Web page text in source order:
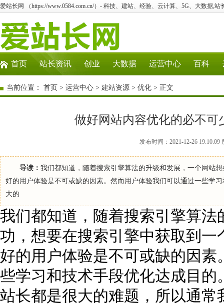
爱站长网 （https://www.0584.com.cn/）- 科技、建站、经验、云计算、5G、大数据,站
首页 站长资讯 创业 大数据 运营中心 百科
当前位置： 首页 > 运营中心 > 建站资源 > 优化 > 正文
做好网站内容优化的必不
发布时间：2021-12-26
导读： 我们都知道，随着搜索引擎算法的升级和发展，一个网站
好的用户体验是不可或缺的因素。然而用户体验我们可以通过一些学
大的
我们都知道，随着搜索引擎算
功，想要在搜索引擎中获取到
好的用户体验是不可或缺的因
些学习和技术手段优化达成目
站长都是很大的难题，所以通